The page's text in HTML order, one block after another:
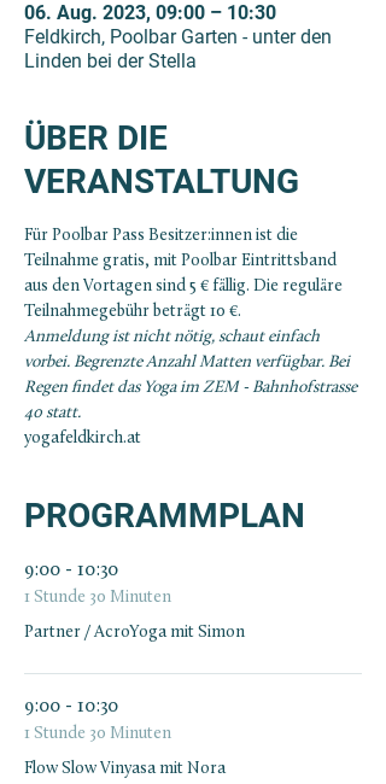
06. Aug. 2023, 09:00 – 10:30
Feldkirch, Poolbar Garten - unter den
Linden bei der Stella
ÜBER DIE
VERANSTALTUNG
Für Poolbar Pass Besitzer:innen ist die
Teilnahme gratis, mit Poolbar Eintrittsband
aus den Vortagen sind 5 € fällig. Die reguläre
Teilnahmegebühr beträgt 10 €.
Anmeldung ist nicht nötig, schaut einfach
vorbei. Begrenzte Anzahl Matten verfügbar. Bei
Regen findet das Yoga im ZEM - Bahnhofstrasse
40 statt.
yogafeldkirch.at
PROGRAMMPLAN
9:00 - 10:30
1 Stunde 30 Minuten
Partner / AcroYoga mit Simon
9:00 - 10:30
1 Stunde 30 Minuten
Flow Slow Vinyasa mit Nora